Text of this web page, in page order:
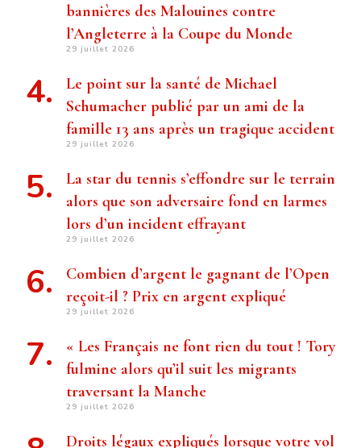
bannières des Malouines contre
l’Angleterre à la Coupe du Monde
29 juillet 2026
Le point sur la santé de Michael
Schumacher publié par un ami de la
famille 13 ans après un tragique accident
29 juillet 2026
La star du tennis s’effondre sur le terrain
alors que son adversaire fond en larmes
lors d’un incident effrayant
29 juillet 2026
Combien d’argent le gagnant de l’Open
reçoit-il ? Prix ​​en argent expliqué
29 juillet 2026
« Les Français ne font rien du tout ! Tory
fulmine alors qu’il suit les migrants
traversant la Manche
29 juillet 2026
Droits légaux expliqués lorsque votre vol